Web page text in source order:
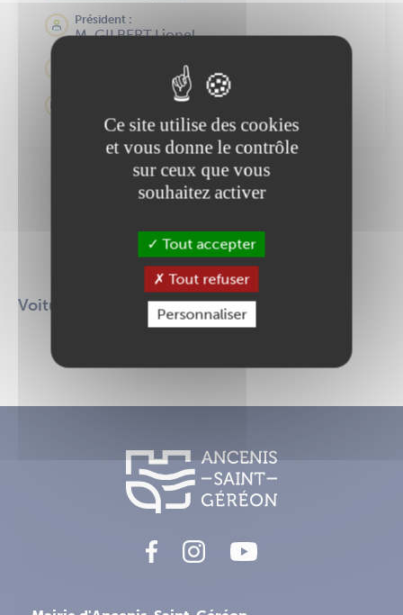
Président :
M. GILBERT Lionel
gilbert_lionel@orange.fr
Une information manque
Modifier cette fiche
Voitures de collection
Ce site utilise des cookies
et vous donne le contrôle
sur ceux que vous
souhaitez activer
Tout accepter
Tout refuser
Personnaliser